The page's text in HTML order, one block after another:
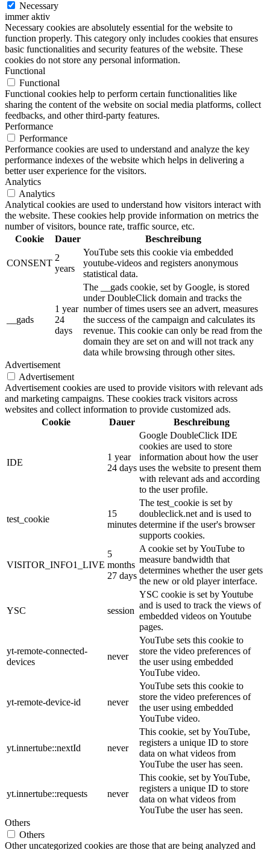
Necessary
immer aktiv
Necessary cookies are absolutely essential for the website to
function properly. This category only includes cookies that ensures
basic functionalities and security features of the website. These
cookies do not store any personal information.
Functional
Functional
Functional cookies help to perform certain functionalities like
sharing the content of the website on social media platforms, collect
feedbacks, and other third-party features.
Performance
Performance
Performance cookies are used to understand and analyze the key
performance indexes of the website which helps in delivering a
better user experience for the visitors.
Analytics
Analytics
Analytical cookies are used to understand how visitors interact with
the website. These cookies help provide information on metrics the
number of visitors, bounce rate, traffic source, etc.
Cookie
Dauer Beschreibung
CONSENT
2
years
YouTube sets this cookie via embedded
youtube-videos and registers anonymous
statistical data.
__gads
1 year
24
days
The __gads cookie, set by Google, is stored
under DoubleClick domain and tracks the
number of times users see an advert, measures
the success of the campaign and calculates its
revenue. This cookie can only be read from the
domain they are set on and will not track any
data while browsing through other sites.
Advertisement
Advertisement
Advertisement cookies are used to provide visitors with relevant ads
and marketing campaigns. These cookies track visitors across
websites and collect information to provide customized ads.
Cookie
Dauer Beschreibung
IDE
1 year
24 days
Google DoubleClick IDE
cookies are used to store
information about how the user
uses the website to present them
with relevant ads and according
to the user profile.
test_cookie
15
minutes
The test_cookie is set by
doubleclick.net and is used to
determine if the user's browser
supports cookies.
VISITOR_INFO1_LIVE
5
months
27 days
A cookie set by YouTube to
measure bandwidth that
determines whether the user gets
the new or old player interface.
YSC session
YSC cookie is set by Youtube
and is used to track the views of
embedded videos on Youtube
pages.
yt-remote-connected-
devices
never
YouTube sets this cookie to
store the video preferences of
the user using embedded
YouTube video.
yt-remote-device-id never
YouTube sets this cookie to
store the video preferences of
the user using embedded
YouTube video.
yt.innertube::nextId never
This cookie, set by YouTube,
registers a unique ID to store
data on what videos from
YouTube the user has seen.
yt.innertube::requests never
This cookie, set by YouTube,
registers a unique ID to store
data on what videos from
YouTube the user has seen.
Others
Others
Other uncategorized cookies are those that are being analyzed and